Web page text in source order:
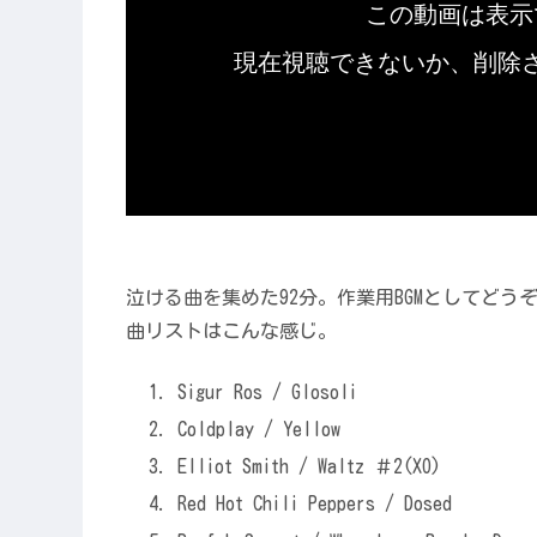
泣ける曲を集めた92分。作業用BGMとしてどう
曲リストはこんな感じ。
Sigur Ros / Glosoli
Coldplay / Yellow
Elliot Smith / Waltz ＃2(XO)
Red Hot Chili Peppers / Dosed